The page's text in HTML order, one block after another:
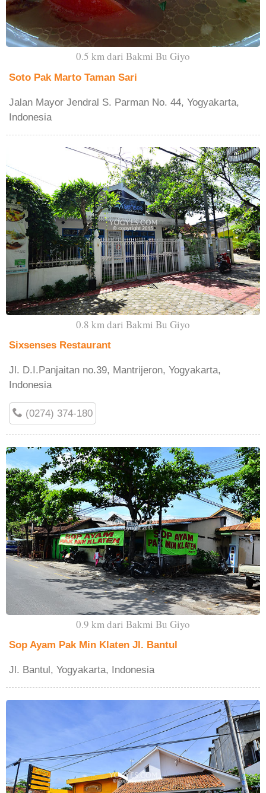
0.5 km dari Bakmi Bu Giyo
Soto Pak Marto Taman Sari
Jalan Mayor Jendral S. Parman No. 44, Yogyakarta,
Indonesia
0.8 km dari Bakmi Bu Giyo
Sixsenses Restaurant
Jl. D.I.Panjaitan no.39, Mantrijeron, Yogyakarta,
Indonesia
(0274) 374-180
0.9 km dari Bakmi Bu Giyo
Sop Ayam Pak Min Klaten Jl. Bantul
Jl. Bantul, Yogyakarta, Indonesia